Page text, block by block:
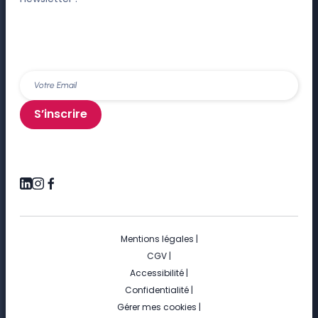
S’inscrire
Mentions légales |
CGV |
Accessibilité |
Confidentialité |
Gérer mes cookies |